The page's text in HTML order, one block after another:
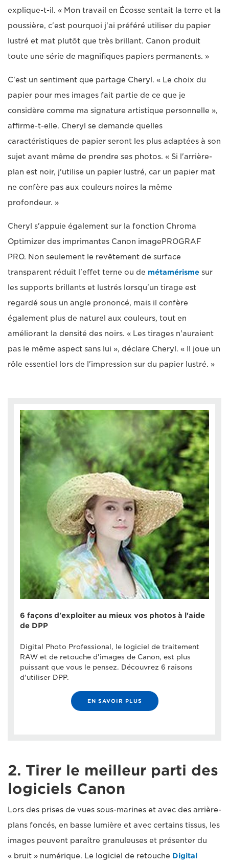
explique-t-il. « Mon travail en Écosse sentait la terre et la
poussière, c'est pourquoi j'ai préféré utiliser du papier
lustré et mat plutôt que très brillant. Canon produit
toute une série de magnifiques papiers permanents. »
C'est un sentiment que partage Cheryl. « Le choix du
papier pour mes images fait partie de ce que je
considère comme ma signature artistique personnelle »,
affirme-t-elle. Cheryl se demande quelles
caractéristiques de papier seront les plus adaptées à son
sujet avant même de prendre ses photos. « Si l'arrière-
plan est noir, j'utilise un papier lustré, car un papier mat
ne confère pas aux couleurs noires la même
profondeur. »
Cheryl s'appuie également sur la fonction Chroma
Optimizer des imprimantes Canon imagePROGRAF
PRO. Non seulement le revêtement de surface
transparent réduit l'effet terne ou de métamérisme sur
les supports brillants et lustrés lorsqu'un tirage est
regardé sous un angle prononcé, mais il confère
également plus de naturel aux couleurs, tout en
améliorant la densité des noirs. « Les tirages n'auraient
pas le même aspect sans lui », déclare Cheryl. « Il joue un
rôle essentiel lors de l'impression sur du papier lustré. »
6 façons d'exploiter au mieux vos photos à l'aide
de DPP
Digital Photo Professional, le logiciel de traitement
RAW et de retouche d'images de Canon, est plus
puissant que vous le pensez. Découvrez 6 raisons
d'utiliser DPP.
EN SAVOIR PLUS
2. Tirer le meilleur parti des
logiciels Canon
Lors des prises de vues sous-marines et avec des arrière-
plans foncés, en basse lumière et avec certains tissus, les
images peuvent paraître granuleuses et présenter du
« bruit » numérique. Le logiciel de retouche Digital